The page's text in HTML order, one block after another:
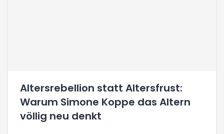
Altersrebellion statt Altersfrust:
Warum Simone Koppe das Altern
völlig neu denkt